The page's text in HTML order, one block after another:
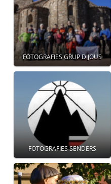
FOTOGRAFIES GRUP DIJOUS
FOTOGRAFIES SENDERS